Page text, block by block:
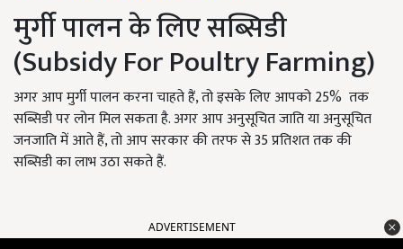
मुर्गी पालन के लिए सब्सिडी
(Subsidy For Poultry Farming)
अगर आप मुर्गी पालन करना चाहते हैं, तो इसके लिए आपको 25% तक
सब्सिडी पर लोन मिल सकता है. अगर आप अनुसूचित जाति या अनुसूचित
जनजाति में आते हैं, तो आप सरकार की तरफ से 35 प्रतिशत तक की
सब्सिडी का लाभ उठा सकते हैं.
ADVERTISEMENT